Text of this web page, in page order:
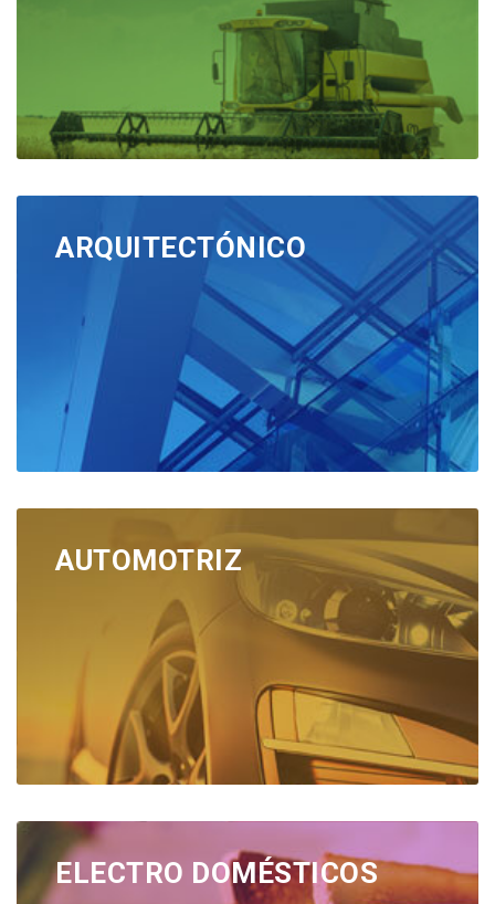
ARQUITECTÓNICO
AUTOMOTRIZ
ELECTRO DOMÉSTICOS